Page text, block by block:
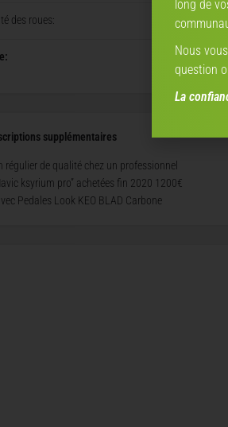
des roues:
supplémentaires
régulier de qualité chez un professionnel
ksyrium pro” achetées fin 2020 1200€
Pedales Look KEO BLAD Carbone
long de
Nous
question
La